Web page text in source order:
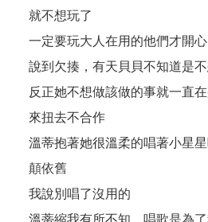
就不想玩了
一定要玩大人在用的他們才開
說到欠揍，有天貝貝不知道是
反正她不想做該做的事就一直
來扭去不合作
溫蒂抱著她很溫柔的唱著小星
顛依舊
我說別唱了沒用的